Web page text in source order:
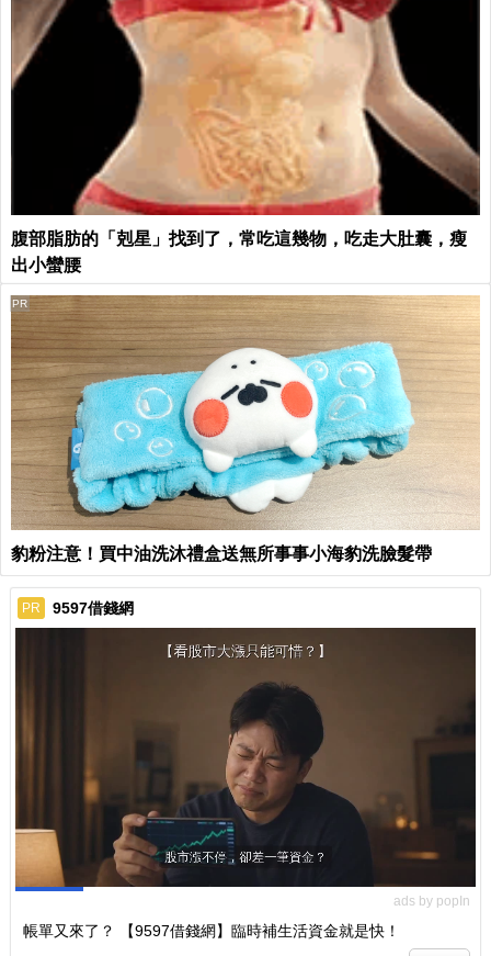
腹部脂肪的「剋星」找到了，常吃這幾物，吃走大肚囊，瘦
出小蠻腰
豹粉注意！買中油洗沐禮盒送無所事事小海豹洗臉髮帶
PR
PR 9597借錢網
ads by popIn
帳單又來了？ 【9597借錢網】臨時補生活資金就是快！